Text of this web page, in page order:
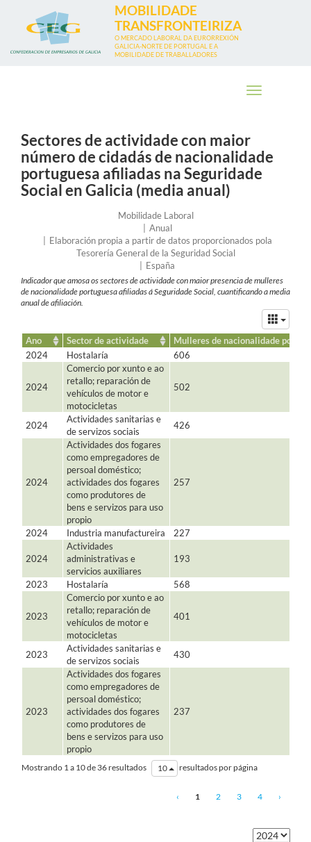
contido
principal
MOBILIDADE
TRANSFRONTEIRIZA
O MERCADO LABORAL DA EURORREXIÓN
GALICIA-NORTE DE PORTUGAL E A
MOBILIDADE DE TRABALLADORES
Toggle
Sectores de actividade con maior
número de cidadás de nacionalidade
portuguesa afiliadas na Seguridade
Social en Galicia (media anual)
Mobilidade Laboral
Anual
EntidadeElaboración propia a partir de datos proporcionados pola
Tesorería General de la Seguridad Social
no
que
se
datos
España
Indicador que amosa os sectores de actividade con maior presencia de mulleres
de nacionalidade portuguesa afiliadas á Seguridade Social, cuantificando a media
anual de afiliación.
Ano Sector de actividade
Mulleres de nacionalidade
2024
Hostalaría 606
2024
Comercio por xunto e ao
retallo; reparación de
vehículos de motor e
motocicletas
502
2024
Actividades sanitarias e
de servizos sociais
426
2024
Actividades dos fogares
como empregadores de
persoal doméstico;
actividades dos fogares
como produtores de
bens e servizos para uso
propio
257
2024 Industria manufactureira 227
2024
Actividades
administrativas e
servicios auxiliares
193
2023 Hostalaría 568
2023
Comercio por xunto e ao
retallo; reparación de
vehículos de motor e
motocicletas
401
2023
Actividades sanitarias e
de servizos sociais
430
2023
Actividades dos fogares
como empregadores de
persoal doméstico;
actividades dos fogares
como produtores de
bens e servizos para uso
propio
237
Mostrando 1 a 10 de 36 resultados 10 resultados por página
‹ 1 2 3 4 ›